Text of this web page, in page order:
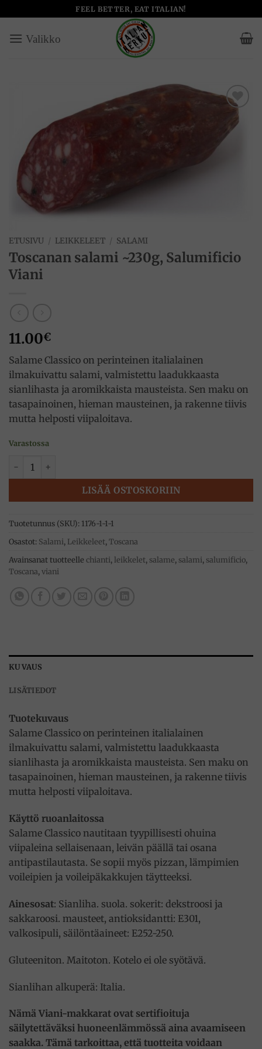
to
content
FEEL BETTER, EAT ITALIAN!
wishlist
ETUSIVU / LEIKKELEET / SALAMI
Toscanan salami ~230g, Salumificio
Viani
11.00€
Salame Classico on perinteinen italialainen
ilmakuivattu salami, valmistettu laadukkaasta
sianlihasta ja aromikkaista mausteista. Sen maku on
tasapainoinen, hieman mausteinen, ja rakenne tiivis
mutta helposti viipaloitava.
Varastossa
Toscanan salami ~230g, Salumificio Viani määrä
LISÄÄ OSTOSKORIIN
Tuotetunnus (SKU): 1176-1-1-1
Osastot: Salami, Leikkeleet, Toscana
Avainsanat tuotteelle chianti, leikkelet, salame, salami, salumificio,
Toscana, viani
KUVAUS
LISÄTIEDOT
Tuotekuvaus
Salame Classico on perinteinen italialainen
ilmakuivattu salami, valmistettu laadukkaasta
sianlihasta ja aromikkaista mausteista. Sen maku on
tasapainoinen, hieman mausteinen, ja rakenne tiivis
mutta helposti viipaloitava.
Käyttö ruoanlaitossa
Salame Classico nautitaan tyypillisesti ohuina
viipaleina sellaisenaan, leivän päällä tai osana
antipastilautasta. Se sopii myös pizzan, lämpimien
voileipien ja voileipäkakkujen täytteeksi.
Ainesosat: Sianliha. suola. sokerit: dekstroosi ja
sakkaroosi. mausteet, antioksidantti: E301,
valkosipuli, säilöntäaineet: E252-250.
Gluteeniton. Maitoton. Kotelo ei ole syötävä.
Sianlihan alkuperä: Italia.
Nämä Viani-makkarat ovat sertifioituja
säilytettäväksi huoneenlämmössä aina avaamiseen
saakka. Tämä tarkoittaa, että tuotteita voidaan